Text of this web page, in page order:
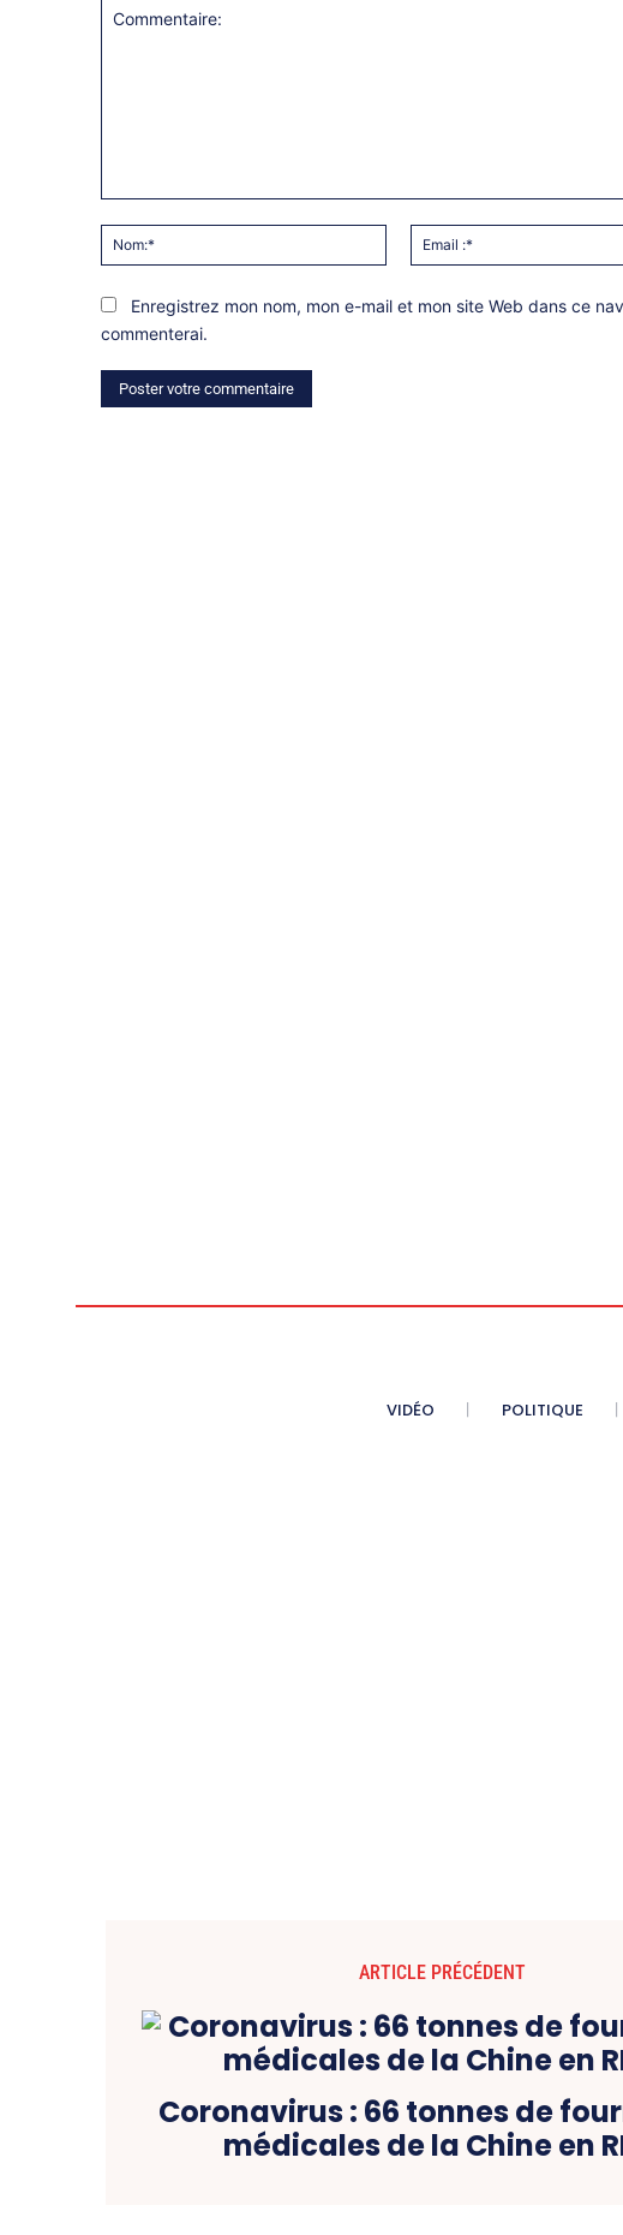
Nom:*
Enregistrez mon nom, mon e-mail et mon site Web dans ce
commenterai.
VIDÉO POLITIQUE
ARTICLE PRÉCÉDENT
Coronavirus : 66 tonnes de
médicales de la Chine en